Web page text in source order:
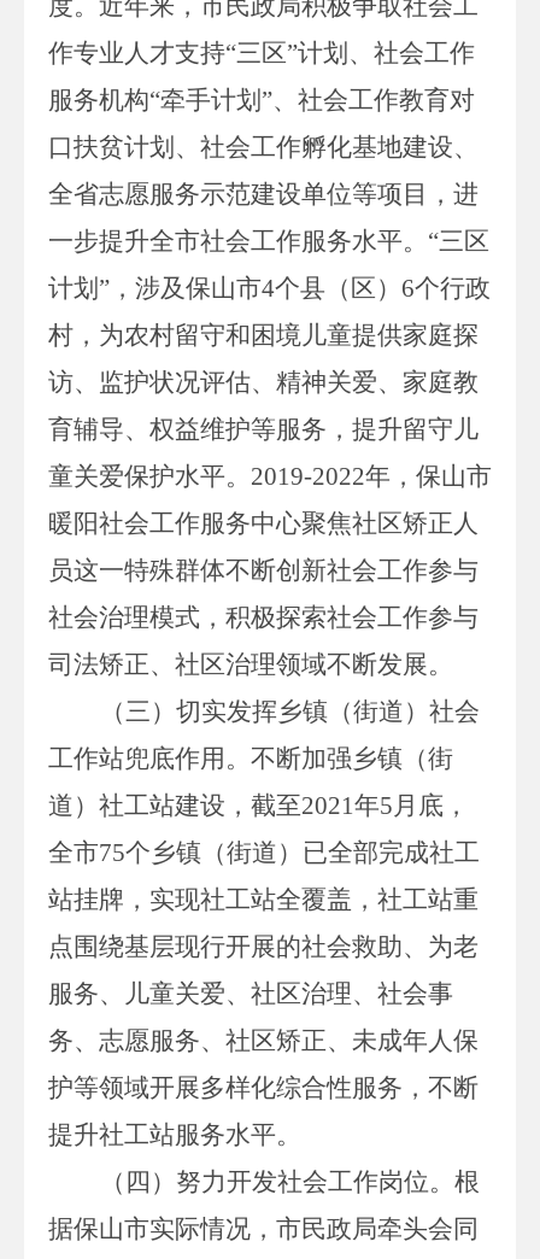
度。 近年来，市民政局积极争取社会工
作专业人才支持“三区”计划、社会工作
服务机构“牵手计划”、社会工作教育对
口扶贫计划、社会工作孵化基地建设、
全省志愿服务示范建设单位等项目，进
一步提升全市社会工作服务水平。“三区
计划”，涉及保山市4个县（区） 6个行政
村，为农村留守和困境儿童提供家庭探
访、监护状况评估、精神关爱、家庭教
育辅导、权益维护等服务，提升留守儿
童关爱保护水平。 2019-2022年，保山市
暖阳社会工作服务中心聚焦社区矫正人
员这一特殊群体不断创新社会工作参与
社会治理模式，积极探索社会工作参与
司法矫正、社区治理领域不断发展。
（三）切实发挥乡镇（街道）社会
工作站兜底作用。 不断加强乡镇（街
道）社工站建设，截至2021年5月底，
全市75个乡镇（街道）已全部完成社工
站挂牌，实现社工站全覆盖，社工站重
点围绕基层现行开展的社会救助、为老
服务、儿童关爱、社区治理、社会事
务、志愿服务、社区矫正、未成年人保
护等领域开展多样化综合性服务，不断
提升社工站服务水平。
（四）努力开发社会工作岗位。 根
据保山市实际情况，市民政局牵头会同